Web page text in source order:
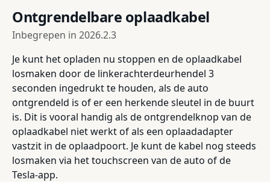
Ontgrendelbare oplaadkabel
Inbegrepen in 2026.2.3
Je kunt het opladen nu stoppen en de oplaadkabel
losmaken door de linkerachterdeurhendel 3
seconden ingedrukt te houden, als de auto
ontgrendeld is of er een herkende sleutel in de buurt
is. Dit is vooral handig als de ontgrendelknop van de
oplaadkabel niet werkt of als een oplaadadapter
vastzit in de oplaadpoort. Je kunt de kabel nog steeds
losmaken via het touchscreen van de auto of de
Tesla-app.